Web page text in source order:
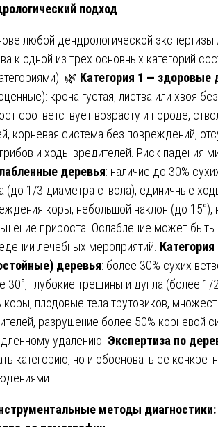
подход
любой дендрологической экспертизы
к одной из трех основных категорий
🌿 Категория 1 — здоровые
крона густая, листва или хвоя
соответствует возрасту и породе,
корневая система без повреждений,
и ходы вредителей. Риск падения
деревья: наличие до 30%
(до 1/3 диаметра ствола), единичные
коры, небольшой наклон (до 15°),
прироста. Ослабление может
лечебных мероприятий.
деревья: более 30% сухих
30°, глубокие трещины и дупла (более 1/
коры, плодовые тела трутовиков,
разрушение более 50% корневой
удалению. Экспертиза по
категорию, но и обосновать ее
методы диагностики: